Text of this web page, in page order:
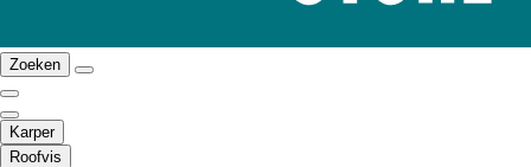
Zoeken
Karper
Roofvis